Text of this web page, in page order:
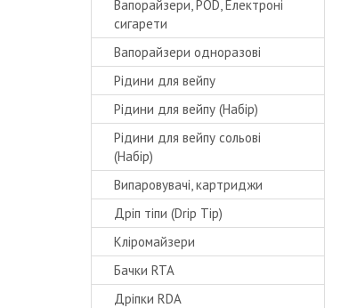
Вапорайзери, POD, Електроні
сигарети
Вапорайзери одноразові
Рідини для вейпу
Рідини для вейпу (Набір)
Рідини для вейпу сольові
(Набір)
Випаровувачі, картриджи
Дріп тіпи (Drip Tip)
Кліромайзери
Бачки RTA
Дріпки RDA